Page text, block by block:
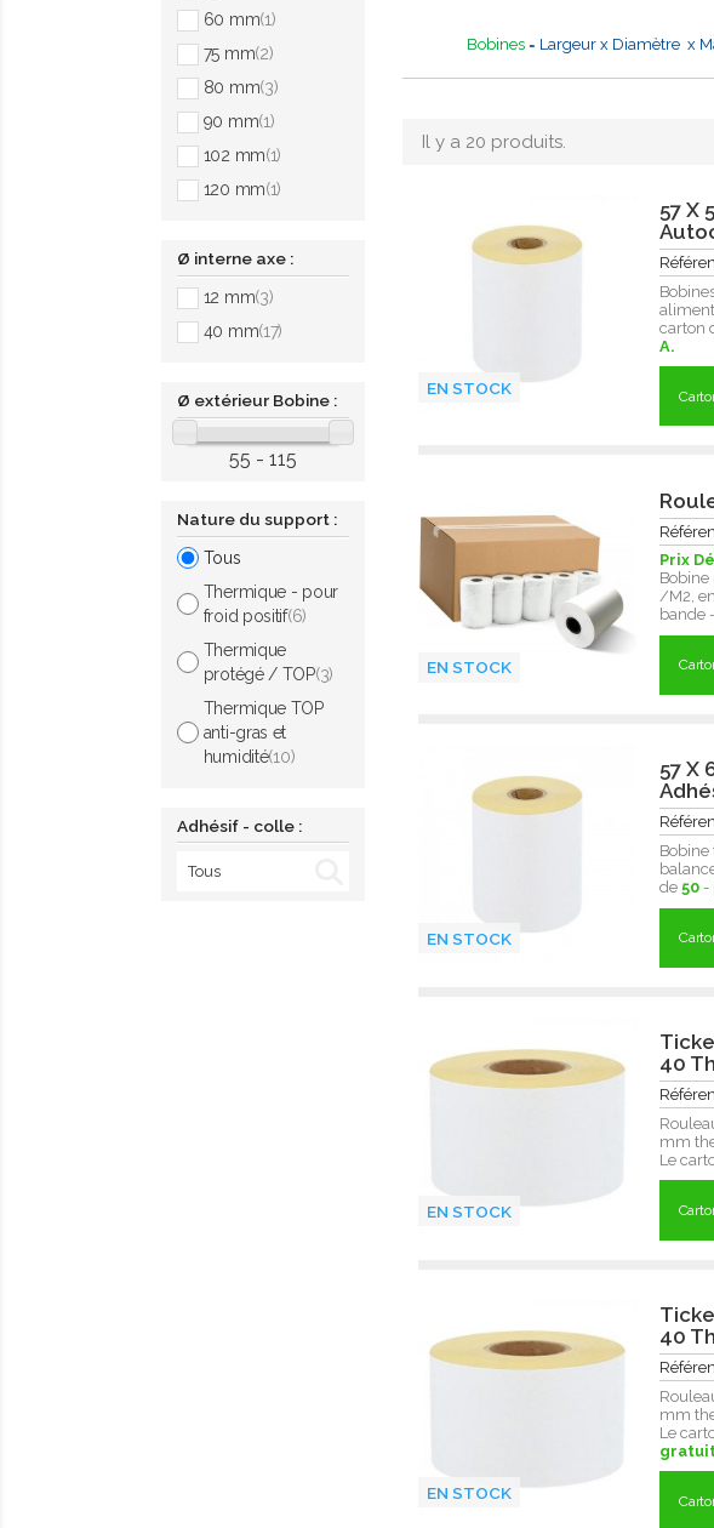
60 mm(1)
75 mm(2)
80 mm(3)
90 mm(1)
102 mm(1)
120 mm(1)
Ø interne axe :
12 mm(3)
40 mm(17)
Ø extérieur Bobine :
55 - 115
Nature du support :
Tous
Thermique - pour
froid positif(6)
Thermique
protégé / TOP(3)
Thermique TOP
anti-gras et
humidité(10)
Adhésif - colle :
Bobines= Largeur x Diamètre x
Il y a 20 produits.
EN STOCK
57 X
carton
A.
EN STOCK
Prix
/M2,
bande
EN STOCK
57 X
de50 -
EN STOCK
40
mm
Le
EN STOCK
40
mm
Le